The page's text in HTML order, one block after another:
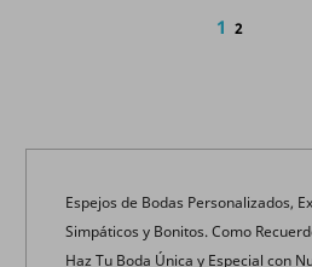
1 2
Espejos de Bodas Personalizados,
Simpáticos y Bonitos. Como
Haz Tu Boda Única y Especial con